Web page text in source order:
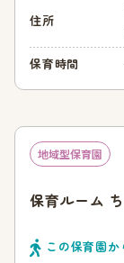
住所
保育時間
地域型保育園
保育ルーム
この保育園か